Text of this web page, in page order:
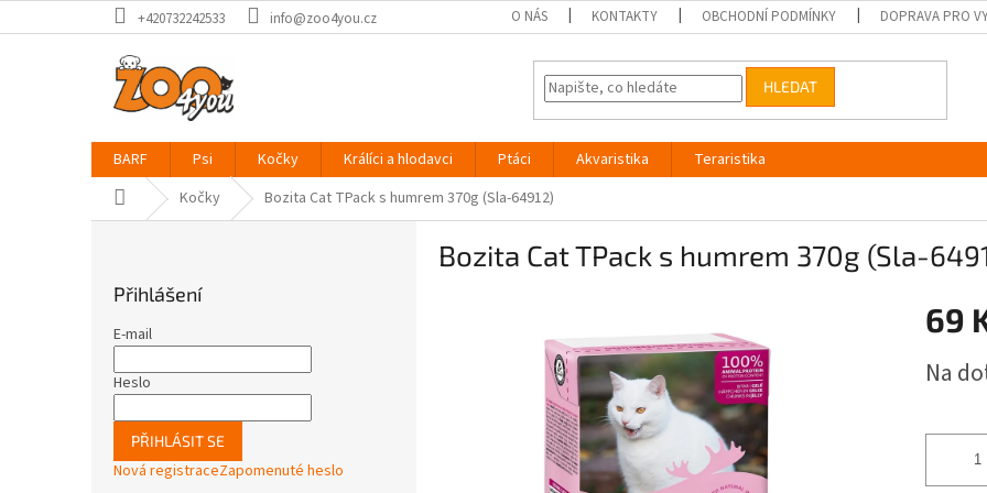
na
+420732242533 info@zoo4you.cz O NÁS KONTAKTY OBCHODNÍ PODMÍNKY DOPRAVA PRO
HLEDAT
BARF Psi Kočky Králíci a hlodavci Ptáci Akvaristika
Teraristika
Domů Kočky Bozita Cat TPack s humrem 370g (Sla-64912)
Přihlášení
E-mail
Heslo
PŘIHLÁSIT SE
Nová registraceZapomenuté heslo
Bozita Cat TPack s humrem 370g (Sla-
69
cena:
Na